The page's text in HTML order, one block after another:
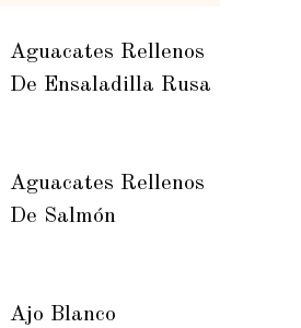
Aguacates Rellenos
De Ensaladilla Rusa
Aguacates Rellenos
De Salmón
Ajo Blanco